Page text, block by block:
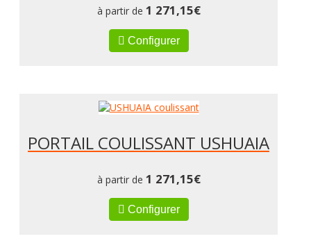
à partir de 1 271,15€
Configurer
PORTAIL COULISSANT USHUAIA
à partir de 1 271,15€
Configurer